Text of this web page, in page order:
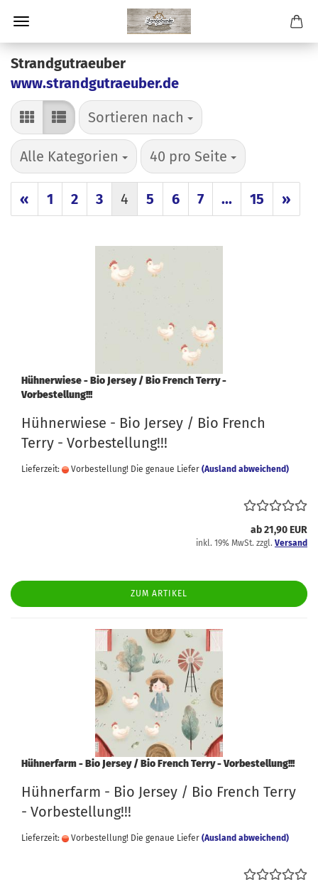
Strandgutraeuber
www.strandgutraeuber.de
Sortieren nach
Sortieren nach
Alle Kategorien
pro Seite 40 pro Seite
pro Seite
« 1 2 3 4 5 6 7 ... 15 »
Hühnerwiese - Bio Jersey / Bio French Terry -
Vorbestellung!!!
Hühnerwiese - Bio Jersey / Bio French
Terry - Vorbestellung!!!
Lieferzeit: Vorbestellung! Die genaue Liefer (Ausland abweichend)
ab 21,90 EUR
inkl. 19% MwSt. zzgl. Versand
ZUM ARTIKEL
Hühnerfarm - Bio Jersey / Bio French Terry - Vorbestellung!!!
Hühnerfarm - Bio Jersey / Bio French Terry
- Vorbestellung!!!
Lieferzeit: Vorbestellung! Die genaue Liefer (Ausland abweichend)